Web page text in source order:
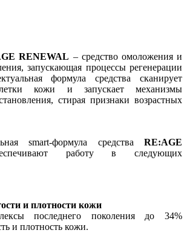
RENEWAL – средство омоложения и
запускающая процессы регенерации
формула средства сканирует
кожи и запускает механизмы
стирая признаки возрастных
smart-формула средства RE:AGE
работу в следующих
и плотности кожи
последнего поколения до 34%
и плотность кожи.